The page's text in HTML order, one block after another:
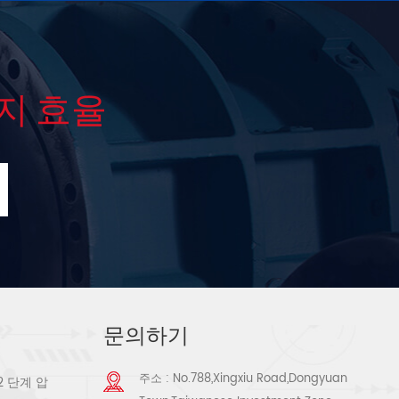
효율
단계 압
문의하기
주소 : No.788,Xingxiu Road,Dongyuan